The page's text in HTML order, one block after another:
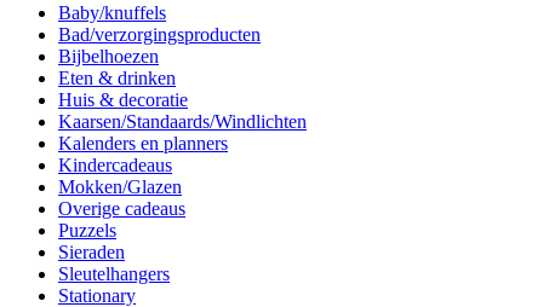
Baby/knuffels
Bad/verzorgingsproducten
Bijbelhoezen
Eten & drinken
Huis & decoratie
Kaarsen/Standaards/Windlichten
Kalenders en planners
Kindercadeaus
Mokken/Glazen
Overige cadeaus
Puzzels
Sieraden
Sleutelhangers
Stationary